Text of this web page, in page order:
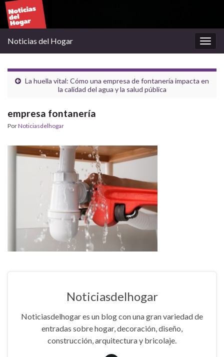
la
Noticias del Hogar
La huella vital: Cómo una empresa de fontanería impacta en
la calidad del agua y la salud pública
empresa fontanería
PorNoticiasdelhogar
Noticiasdelhogar
Noticiasdelhogar es un blog con una gran variedad de
entradas sobre hogar, decoración, diseño,
construcción, arquitectura y bricolaje.